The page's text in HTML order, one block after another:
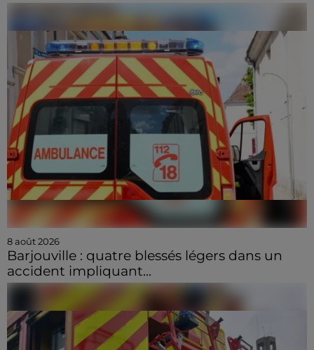
8 août 2026
Barjouville : quatre blessés légers dans un
accident impliquant...